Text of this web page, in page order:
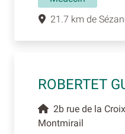
21.7 km de
ROBERTET
2b rue de la
Montmirail